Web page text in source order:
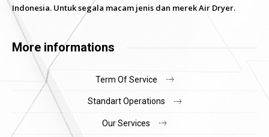
Indonesia. Untuk segala macam jenis dan merek Air Dryer.
More informations
Term Of Service
Standart Operations
Our Services